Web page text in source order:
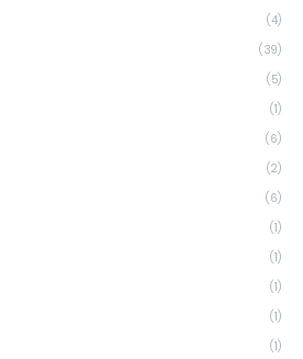
(4)
(39)
(5)
(1)
(6)
(2)
(6)
(1)
(1)
(1)
(1)
(1)